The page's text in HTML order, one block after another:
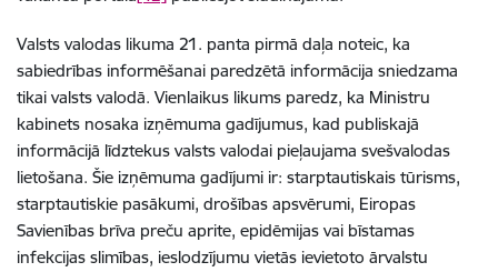
Valsts valodas likuma 21. panta pirmā daļa noteic, ka
sabiedrības informēšanai paredzētā informācija sniedzama
tikai valsts valodā. Vienlaikus likums paredz, ka Ministru
kabinets nosaka izņēmuma gadījumus, kad publiskajā
informācijā līdztekus valsts valodai pieļaujama svešvalodas
lietošana. Šie izņēmuma gadījumi ir: starptautiskais tūrisms,
starptautiskie pasākumi, drošības apsvērumi, Eiropas
Savienības brīva preču aprite, epidēmijas vai bīstamas
infekcijas slimības, ieslodzījumu vietās ievietoto ārvalstu